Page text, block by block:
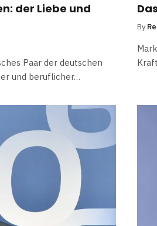
der Liebe und
Paar der deutschen
und beruflicher…
By